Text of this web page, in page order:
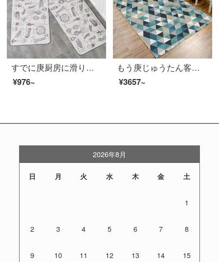
すでに庚厨房に滑り止めの防油を敷いています。長手の防水ドアマット家庭用の輸入皮革無料洗濯マット。
¥976~
もう庚じゅうたん客間北欧軽奢簡素現代ヨーロッパ式幾何学ソファティーパッド滑り止め長方形家庭書房部屋寝室謎尚-14【新品】160 X 230 CM
¥3657~
2026年8月
日 月 火 水 木 金 土
1
2 3 4 5 6 7 8
9 10 11 12 13 14 15